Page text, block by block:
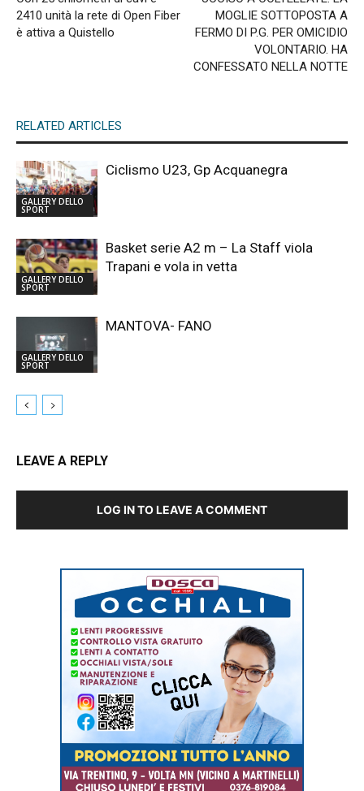
2410 unità la rete di Open Fiber
è attiva a Quistello
MOGLIE SOTTOPOSTA A
FERMO DI P.G. PER OMICIDIO
VOLONTARIO. HA
CONFESSATO NELLA NOTTE
RELATED ARTICLES
GALLERY DELLO
SPORT
Ciclismo U23, Gp Acquanegra
GALLERY DELLO
SPORT
Basket serie A2 m – La Staff viola
Trapani e vola in vetta
GALLERY DELLO
SPORT
MANTOVA- FANO
LEAVE A REPLY
LOG IN TO LEAVE A COMMENT